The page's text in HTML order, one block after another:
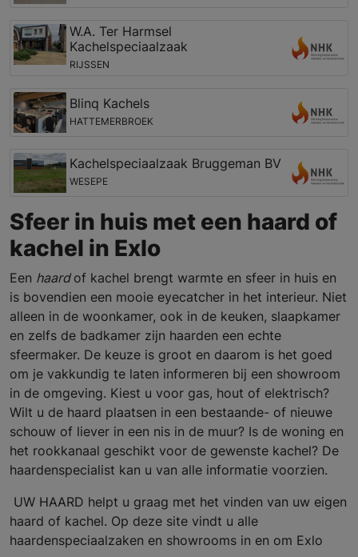
W.A. Ter Harmsel
Kachelspeciaalzaak
RIJSSEN
Blinq Kachels
HATTEMERBROEK
Kachelspeciaalzaak Bruggeman BV
WESEPE
Sfeer in huis met een haard of
kachel in Exlo
Een haard of kachel brengt warmte en sfeer in huis en
is bovendien een mooie eyecatcher in het interieur. Niet
alleen in de woonkamer, ook in de keuken, slaapkamer
en zelfs de badkamer zijn haarden een echte
sfeermaker. De keuze is groot en daarom is het goed
om je vakkundig te laten informeren bij een showroom
in de omgeving. Kiest u voor gas, hout of elektrisch?
Wilt u de haard plaatsen in een bestaande- of nieuwe
schouw of liever in een nis in de muur? Is de woning en
het rookkanaal geschikt voor de gewenste kachel? De
haardenspecialist kan u van alle informatie voorzien.
UW HAARD helpt u graag met het vinden van uw eigen
haard of kachel. Op deze site vindt u alle
haardenspeciaalzaken en showrooms in en om Exlo